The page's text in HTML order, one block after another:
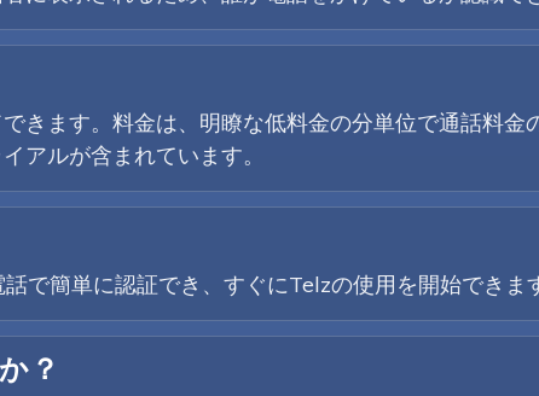
きます。料金は、明瞭な低料金の分単位で通話料金
アルが含まれています。
で簡単に認証でき、すぐにTelzの使用を開始できま
？